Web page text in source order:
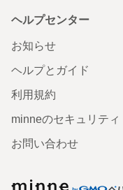
ヘルプセンター
お知らせ
ヘルプとガイド
利用規約
minneのセキュリティ
お問い合わせ